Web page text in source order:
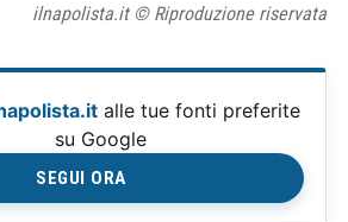
ilnapolista.it © Riproduzione riservata
alle tue fonti preferite
su Google
SEGUI ORA